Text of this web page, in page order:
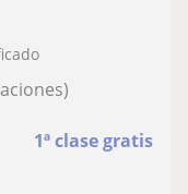
1ª clase gratis